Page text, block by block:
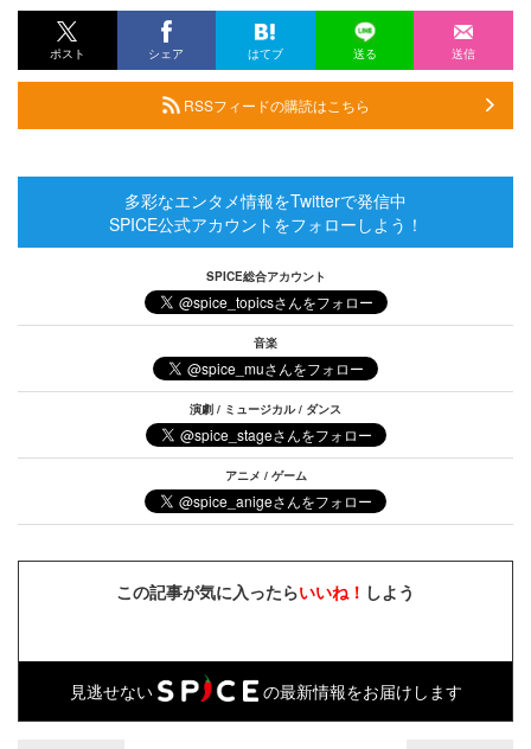
ポスト シェア はてブ 送る 送信
RSSフィードの購読はこちら
多彩なエンタメ情報をTwitterで発信中
SPICE公式アカウントをフォローしよう！
SPICE総合アカウント
音楽
演劇 / ミュージカル / ダンス
アニメ / ゲーム
この記事が気に入ったらいいね！ しよう
見逃せない の最新情報をお届けします